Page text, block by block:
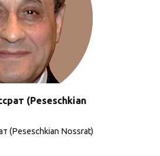
(Peseschkian
(Peseschkian Nossrat)